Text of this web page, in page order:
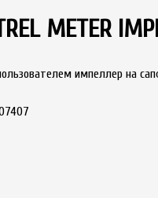
METER
импеллер на